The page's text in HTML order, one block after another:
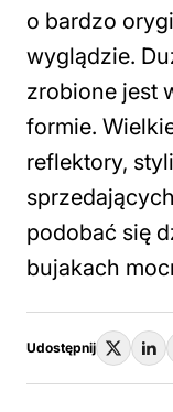
o bardzo
wyglądzie.
zrobione jest
formie.
reflektory,
podobać się
bujakach
Udostępnij